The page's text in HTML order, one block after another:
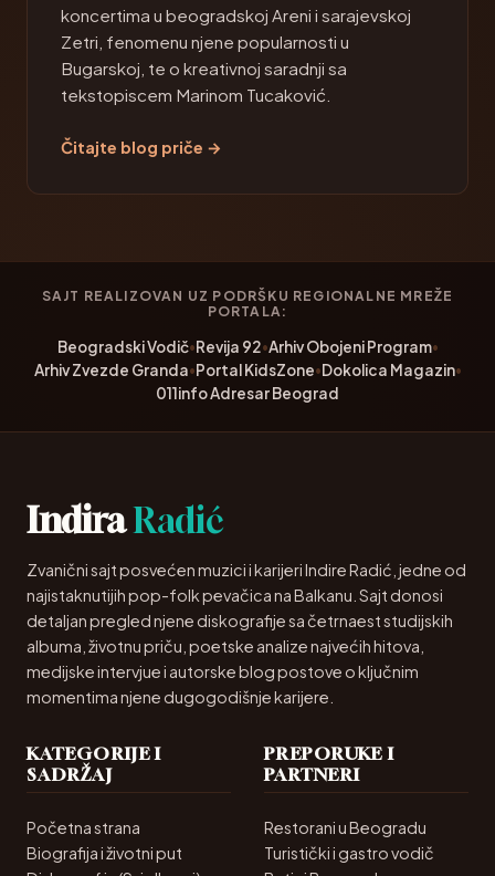
koncertima u beogradskoj Areni i sarajevskoj
Zetri, fenomenu njene popularnosti u
Bugarskoj, te o kreativnoj saradnji sa
tekstopiscem Marinom Tucaković.
Čitajte blog priče →
SAJT REALIZOVAN UZ PODRŠKU REGIONALNE MREŽE
PORTALA:
Beogradski Vodič•Revija 92•Arhiv Obojeni Program•
Arhiv Zvezde Granda•Portal KidsZone•Dokolica Magazin•
011info Adresar Beograd
IndiraRadić
Zvanični sajt posvećen muzici i karijeri Indire Radić, jedne od
najistaknutijih pop-folk pevačica na Balkanu. Sajt donosi
detaljan pregled njene diskografije sa četrnaest studijskih
albuma, životnu priču, poetske analize najvećih hitova,
medijske intervjue i autorske blog postove o ključnim
momentima njene dugogodišnje karijere.
KATEGORIJE I
SADRŽAJ
Početna strana
Biografija i životni put
PREPORUKE I
PARTNERI
Restorani u Beogradu
Turistički i gastro vodič